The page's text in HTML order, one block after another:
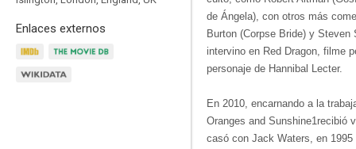
Enlaces externos
de Ángela), con otros más
Burton (Corpse Bride) y Steven
intervino en Red Dragon, filme
personaje de Hannibal Lecter.
En 2010, encarnando a la
Oranges and Sunshine1​recibió
casó con Jack Waters, en